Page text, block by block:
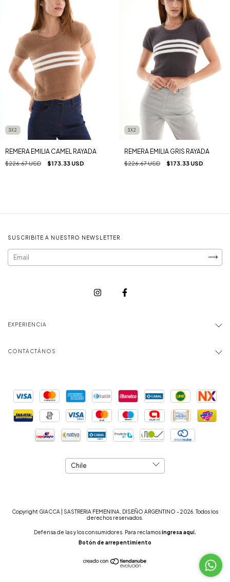
3X2
REMERA EMILIA CAMEL RAYADA
$226.67 USD $173.33 USD
3X2
REMERA EMILIA GRIS RAYADA
$226.67 USD $173.33 USD
SUSCRIBITE A NUESTRO NEWSLETTER
EXPERIENCIA
CONTACTÁNOS
Copyright GIACCA | SASTRERIA FEMENINA, DISEÑO ARGENTINO - 2026. Todos los
derechos reservados.
Defensa de las y los consumidores. Para reclamosingresa aquí.
Botón de arrepentimiento